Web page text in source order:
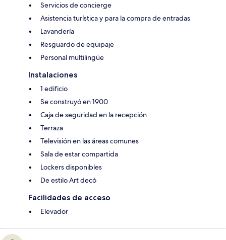
Servicios de concierge
Asistencia turística y para la compra de entradas
Lavandería
Resguardo de equipaje
Personal multilingüe
Instalaciones
1 edificio
Se construyó en 1900
Caja de seguridad en la recepción
Terraza
Televisión en las áreas comunes
Sala de estar compartida
Lockers disponibles
De estilo Art decó
Facilidades de acceso
Elevador